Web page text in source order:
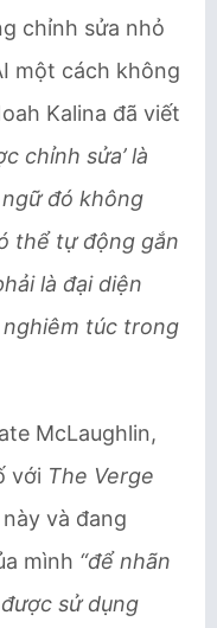
chỉnh sửa nhỏ
một cách không
Kalina đã viết
chỉnh sửa’ là
ngữ đó không
thể tự động gắn
là đại diện
nghiêm túc trong
McLaughlin,
với The Verge
và đang
mình “để nhãn
sử dụng